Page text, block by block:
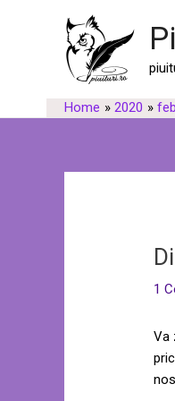
Home 2020
1
Va
navigation